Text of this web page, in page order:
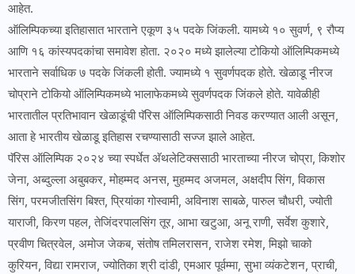
आहेत.
ऑलिम्पिकच्या इतिहासात भारताने एकूण ३५ पदके जिंकली. यामध्ये १० सुवर्ण, ९ रौप्य
आणि १६ कांस्यपदकांचा समावेश होता. २०२० मध्ये झालेल्या टोकियो ऑलिम्पिकमध्ये
भारताने सर्वाधिक ७ पदके जिंकली होती. ज्यामध्ये १ सुवर्णपदक होते. खेळाडू नीरज
चोप्राने टोकियो ऑलिम्पिकमध्ये भालाफेकमध्ये सुवर्णपदक जिंकले होते. यावेळीही
भारतातील प्रतिभावान खेळाडूंची पॅरिस ऑलिम्पिकसाठी निवड करण्यात आली असून,
आता हे भारतीय खेळाडू इतिहास रचण्यासाठी सज्ज झाले आहेत.
पॅरिस ऑलिम्पिक २०२४ च्या स्पर्धेत अ‍ॅथलेटिक्ससाठी भारताच्या नीरज चोप्रा, किशोर
जेना, अब्दुल्ला अबुबकर, मोहम्मद अनस, मुहम्मद अजमल, अक्षदीप सिंग, विकास
सिंग, परमजीतसिंग बिश्त, प्रियांका गोस्वामी, अविनाश साबळे, पारुल चौधरी, ज्योती
याराजी, किरण पहल, तेजिंदरपालसिंग तूर, आभा खटुआ, अनू राणी, सर्वेश कुशारे,
प्रवीण चित्रवेल, अमोज जेकब, संतोष तमिलरासन, राजेश रमेश, मिझो चाको
कुरियन, विद्या रामराज, ज्योतिका श्री दांडी, एमआर पूर्वम्मा, सुभा व्यंकटेशन, प्राची,